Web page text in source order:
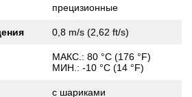
прецизионные
0,8 m/s (2,62 ft/s)
МАКС.: 80 °C (176 °F)
МИН.: -10 °C (14 °F)
с шариками